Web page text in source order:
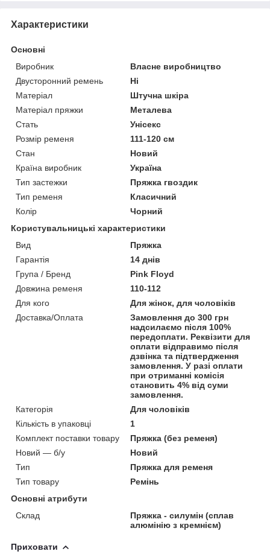
Характеристики
Основні
Виробник
Власне виробництво
Двусторонний ремень
Ні
Матеріал
Штучна шкіра
Матеріал пряжки
Металева
Стать
Унісекс
Розмір ременя
111-120 см
Стан
Новий
Країна виробник
Україна
Тип застежки
Пряжка гвоздик
Тип ременя
Класичний
Колір
Чорний
Користувальницькі характеристики
Вид
Пряжка
Гарантія
14 днів
Група / Бренд
Pink Floyd
Довжина ременя
110-112
Для кого
Для жінок, для чоловіків
Доставка/Оплата
Замовлення до 300 грн
надсилаємо після 100%
передоплати. Реквізити для
оплати відправимо після
дзвінка та підтвердження
замовлення. У разі оплати
при отриманні комісія
становить 4% від суми
замовлення.
Категорія
Для чоловіків
Кількість в упаковці
1
Комплект поставки товару
Пряжка (без ременя)
Новий — б/у
Новий
Тип
Пряжка для ременя
Тип товару
Ремінь
Основні атрибути
Склад
Пряжка - силумін (сплав
алюмінію з кремнієм)
Приховати